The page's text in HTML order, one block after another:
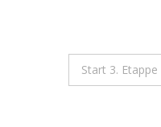
Start 3.